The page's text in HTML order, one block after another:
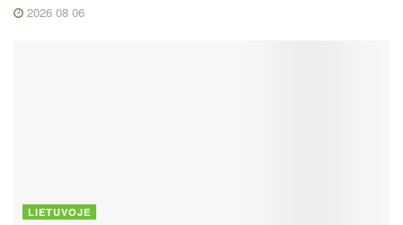
2026 08 06
LIETUVOJE